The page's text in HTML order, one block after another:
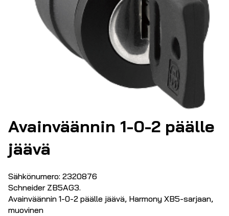
Avainväännin 1-0-2 päälle
jäävä
Sähkönumero: 2320876
Schneider ZB5AG3.
Avainväännin 1-0-2 päälle jäävä, Harmony XB5-sarjaan,
muovinen